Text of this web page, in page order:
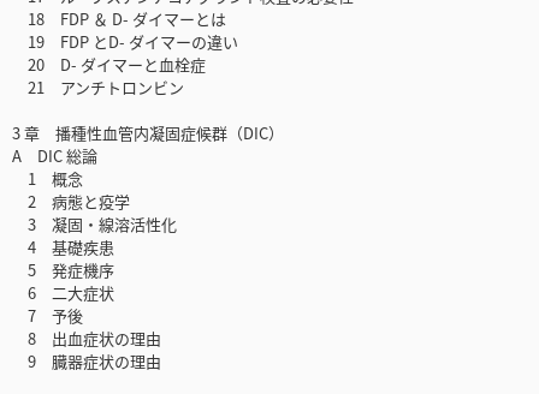
18 FDP ＆ D- ダイマーとは
19 FDP とD- ダイマーの違い
20 D- ダイマーと血栓症
21 アンチトロンビン
3 章 播種性血管内凝固症候群（DIC）
A DIC 総論
1 概念
2 病態と疫学
3 凝固・線溶活性化
4 基礎疾患
5 発症機序
6 二大症状
7 予後
8 出血症状の理由
9 臓器症状の理由